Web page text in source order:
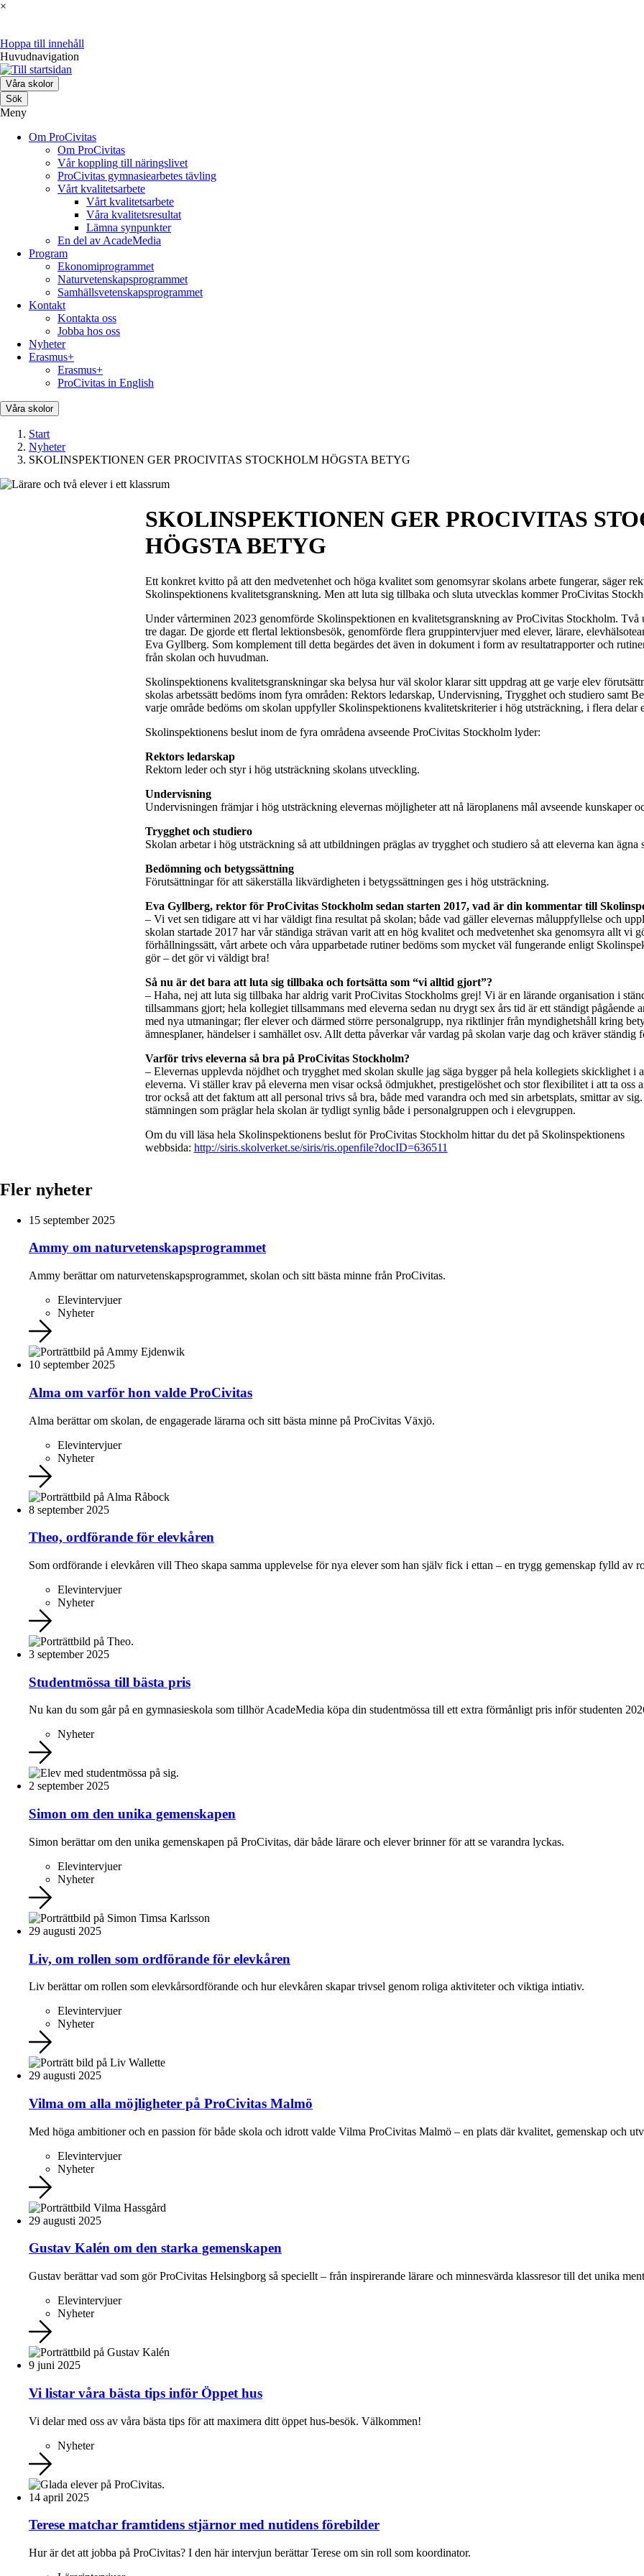
×
Hoppa till innehåll
Huvudnavigation
Våra skolor
Sök
Meny
Om ProCivitas
Om ProCivitas
Vår koppling till näringslivet
ProCivitas gymnasiearbetes tävling
Vårt kvalitetsarbete
Vårt kvalitetsarbete
Våra kvalitetsresultat
Lämna synpunkter
En del av AcadeMedia
Program
Ekonomiprogrammet
Naturvetenskapsprogrammet
Samhällsvetenskapsprogrammet
Kontakt
Kontakta oss
Jobba hos oss
Nyheter
Erasmus+
Erasmus+
ProCivitas in English
Våra skolor
Start
Nyheter
SKOLINSPEKTIONEN GER PROCIVITAS STOCKHOLM HÖGSTA BETYG
SKOLINSPEKTIONEN GER PROCIVITAS
HÖGSTA BETYG
Ett konkret kvitto på att den medvetenhet och höga kvalitet som genomsyrar skolans arbete fungerar, säger
Skolinspektionens kvalitetsgranskning. Men att luta sig tillbaka och sluta utvecklas kommer ProCivitas
Under vårterminen 2023 genomförde Skolinspektionen en kvalitetsgranskning av ProCivitas Stockholm. Två
tre dagar. De gjorde ett flertal lektionsbesök, genomförde flera gruppintervjuer med elever, lärare,
Eva Gyllberg. Som komplement till detta begärdes det även in dokument i form av resultatrapporter och
från skolan och huvudman.
Skolinspektionens kvalitetsgranskningar ska belysa hur väl skolor klarar sitt uppdrag att ge varje elev
skolas arbetssätt bedöms inom fyra områden: Rektors ledarskap, Undervisning, Trygghet och studiero samt
varje område bedöms om skolan uppfyller Skolinspektionens kvalitetskriterier i hög utsträckning, i flera
Skolinspektionens beslut inom de fyra områdena avseende ProCivitas Stockholm lyder:
Rektors ledarskap
Rektorn leder och styr i hög utsträckning skolans utveckling.
Undervisning
Undervisningen främjar i hög utsträckning elevernas möjligheter att nå läroplanens mål avseende kunskaper
Trygghet och studiero
Skolan arbetar i hög utsträckning så att utbildningen präglas av trygghet och studiero så att eleverna kan ägna
Bedömning och betygssättning
Förutsättningar för att säkerställa likvärdigheten i betygssättningen ges i hög utsträckning.
Eva Gyllberg, rektor för ProCivitas Stockholm sedan starten 2017, vad är din kommentar till
– Vi vet sen tidigare att vi har väldigt fina resultat på skolan; både vad gäller elevernas måluppfyllelse och
skolan startade 2017 har vår ständiga strävan varit att en hög kvalitet och medvetenhet ska genomsyra allt vi
förhållningssätt, vårt arbete och våra upparbetade rutiner bedöms som mycket väl fungerande enligt
gör – det gör vi väldigt bra!
Så nu är det bara att luta sig tillbaka och fortsätta som “vi alltid gjort”?
– Haha, nej att luta sig tillbaka har aldrig varit ProCivitas Stockholms grej! Vi är en lärande organisation i
tillsammans gjort; hela kollegiet tillsammans med eleverna sedan nu drygt sex års tid är ett ständigt pågående
med nya utmaningar; fler elever och därmed större personalgrupp, nya riktlinjer från myndighetshåll kring
ämnesplaner, händelser i samhället osv. Allt detta påverkar vår vardag på skolan varje dag och kräver
Varför trivs eleverna så bra på ProCivitas Stockholm?
– Elevernas upplevda nöjdhet och trygghet med skolan skulle jag säga bygger på hela kollegiets skicklighet i
eleverna. Vi ställer krav på eleverna men visar också ödmjukhet, prestigelöshet och stor flexibilitet i att ta oss
tror också att det faktum att all personal trivs så bra, både med varandra och med sin arbetsplats, smittar av
stämningen som präglar hela skolan är tydligt synlig både i personalgruppen och i elevgruppen.
Om du vill läsa hela Skolinspektionens beslut för ProCivitas Stockholm hittar du det på Skolinspektionens
webbsida: http://siris.skolverket.se/siris/ris.openfile?docID=636511
Fler nyheter
15 september 2025
Ammy om naturvetenskapsprogrammet
Ammy berättar om naturvetenskapsprogrammet, skolan och sitt bästa minne från ProCivitas.
Elevintervjuer
Nyheter
10 september 2025
Alma om varför hon valde ProCivitas
Alma berättar om skolan, de engagerade lärarna och sitt bästa minne på ProCivitas Växjö.
Elevintervjuer
Nyheter
8 september 2025
Theo, ordförande för elevkåren
Som ordförande i elevkåren vill Theo skapa samma upplevelse för nya elever som han själv fick i ettan – en trygg gemenskap fylld av
Elevintervjuer
Nyheter
3 september 2025
Studentmössa till bästa pris
Nu kan du som går på en gymnasieskola som tillhör AcadeMedia köpa din studentmössa till ett extra förmånligt pris inför studenten
Nyheter
2 september 2025
Simon om den unika gemenskapen
Simon berättar om den unika gemenskapen på ProCivitas, där både lärare och elever brinner för att se varandra lyckas.
Elevintervjuer
Nyheter
29 augusti 2025
Liv, om rollen som ordförande för elevkåren
Liv berättar om rollen som elevkårsordförande och hur elevkåren skapar trivsel genom roliga aktiviteter och viktiga intiativ.
Elevintervjuer
Nyheter
29 augusti 2025
Vilma om alla möjligheter på ProCivitas Malmö
Med höga ambitioner och en passion för både skola och idrott valde Vilma ProCivitas Malmö – en plats där kvalitet, gemenskap och
Elevintervjuer
Nyheter
29 augusti 2025
Gustav Kalén om den starka gemenskapen
Gustav berättar vad som gör ProCivitas Helsingborg så speciellt – från inspirerande lärare och minnesvärda klassresor till det unika
Elevintervjuer
Nyheter
9 juni 2025
Vi listar våra bästa tips inför Öppet hus
Vi delar med oss av våra bästa tips för att maximera ditt öppet hus-besök. Välkommen!
Nyheter
14 april 2025
Terese matchar framtidens stjärnor med nutidens förebilder
Hur är det att jobba på ProCivitas? I den här intervjun berättar Terese om sin roll som koordinator.